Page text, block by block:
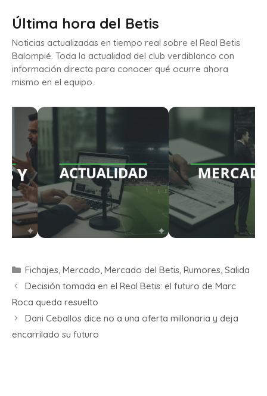
Última hora del Betis
Noticias actualizadas en tiempo real sobre el Real Betis
Balompié. Toda la actualidad del club verdiblanco con
información directa para conocer qué ocurre ahora
mismo en el equipo.
Fichajes Mercado Mercado del Betis Rumores Salida
Decisión tomada en el Real Betis: el futuro de Marc
Roca queda resuelto
Dani Ceballos dice no a una oferta millonaria y deja
encarrilado su futuro